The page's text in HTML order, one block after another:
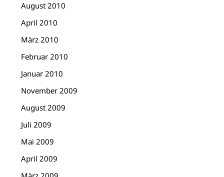
August 2010
April 2010
März 2010
Februar 2010
Januar 2010
November 2009
August 2009
Juli 2009
Mai 2009
April 2009